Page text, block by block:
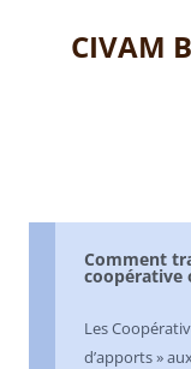
contenuCIVAM
Comment
coopérative
Les
d’apports »